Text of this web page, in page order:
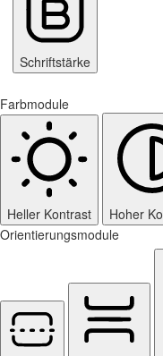
Schriftstärke
Farbmodule
Heller Kontrast Hoher
Orientierungsmodule